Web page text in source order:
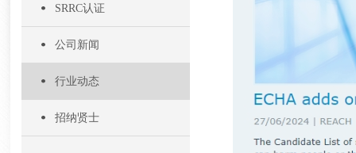
SRRC认证
公司新闻
行业动态
招纳贤士